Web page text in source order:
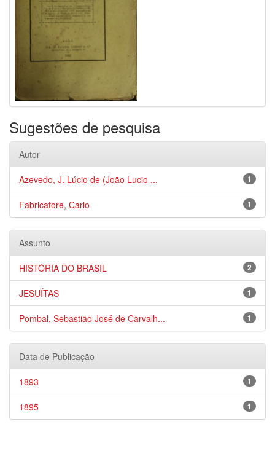
Sugestões de pesquisa
Autor
1
Azevedo, J. Lúcio de (João Lucio ...
1
Fabricatore, Carlo
Assunto
2
HISTÓRIA DO BRASIL
1
JESUÍTAS
1
Pombal, Sebastião José de Carvalh...
Data de Publicação
1
1893
1
1895